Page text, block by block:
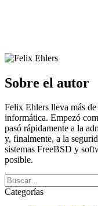
Sobre el autor
Felix Ehlers lleva más
informática. Empezó
pasó rápidamente a la
y, finalmente, a la
sistemas FreeBSD y
posible.
Categorías